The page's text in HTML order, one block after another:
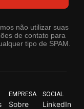
não utilizar suas
de contato para
tipo de SPAM.
EMPRESA
Sobre
SOCIAL
LinkedIn